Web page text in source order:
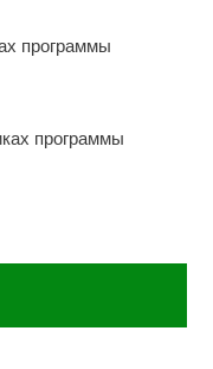
программы
программы